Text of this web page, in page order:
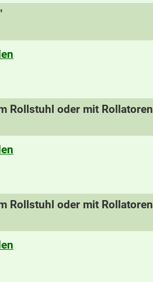
Rollstuhl oder mit Rollatoren
Rollstuhl oder mit Rollatoren